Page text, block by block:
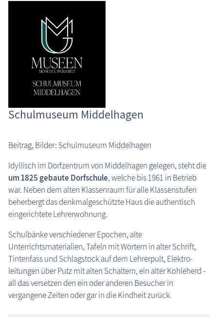
Wissenswertes
Veranstaltungen
Blog
Schulmuseum Middelhagen
Beitrag, Bilder: Schulmuseum Middelhagen
Idyllisch im Dorfzentrum von Middelhagen gelegen, steht die
um 1825 gebaute Dorfschule, welche bis 1961 in Betrieb
war. Neben dem alten Klassenraum für alle Klassenstufen
beherbergt das denkmalgeschützte Haus die authentisch
eingerichtete Lehrerwohnung.
Schulbänke verschiedener Epochen, alte
Unterrichtsmaterialien, Tafeln mit Wörtern in alter Schrift,
Tintenfass und Schlagstock auf dem Lehrerpult, Elektro­
leitungen über Putz mit alten Schaltern, ein alter Kohleherd -
all das versetzen den ein oder anderen Besucher in
vergangene Zeiten oder gar in die Kindheit zurück.